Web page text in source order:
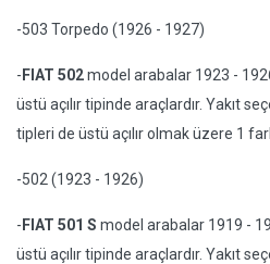
-503 Torpedo (1926 - 1927)
- FIAT 502model arabalar 1923 -
üstü açılır tipinde araçlardır. Yakıt
tipleri de üstü açılır olmak üzere 1
-502 (1923 - 1926)
- FIAT 501 S model arabalar 1919 -
üstü açılır tipinde araçlardır. Yakıt